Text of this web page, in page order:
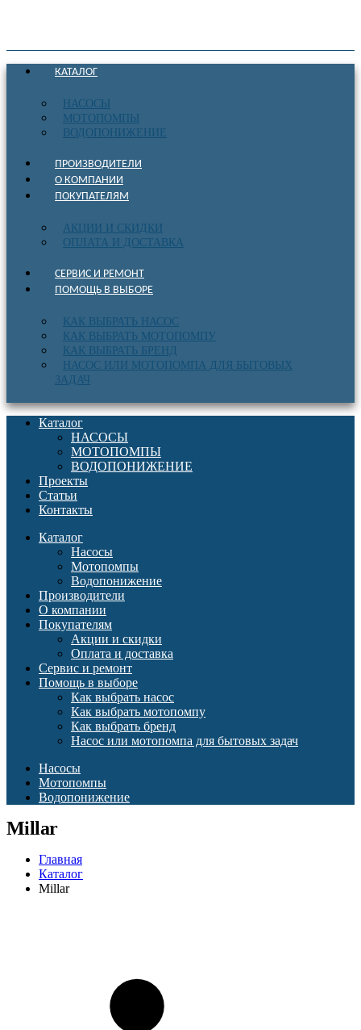
КАТАЛОГ
НАСОСЫ
МОТОПОМПЫ
ВОДОПОНИЖЕНИЕ
ПРОИЗВОДИТЕЛИ
О КОМПАНИИ
ПОКУПАТЕЛЯМ
АКЦИИ И СКИДКИ
ОПЛАТА И ДОСТАВКА
СЕРВИС И РЕМОНТ
ПОМОЩЬ В ВЫБОРЕ
КАК ВЫБРАТЬ НАСОС
КАК ВЫБРАТЬ МОТОПОМПУ
КАК ВЫБРАТЬ БРЕНД
НАСОС ИЛИ МОТОПОМПА ДЛЯ БЫТОВЫХ
ЗАДАЧ
Каталог
НАСОСЫ
МОТОПОМПЫ
ВОДОПОНИЖЕНИЕ
Проекты
Статьи
Контакты
Каталог
Насосы
Мотопомпы
Водопонижение
Производители
О компании
Покупателям
Акции и скидки
Оплата и доставка
Сервис и ремонт
Помощь в выборе
Как выбрать насос
Как выбрать мотопомпу
Как выбрать бренд
Насос или мотопомпа для бытовых задач
Насосы
Мотопомпы
Водопонижение
Millar
Главная
Каталог
Millar